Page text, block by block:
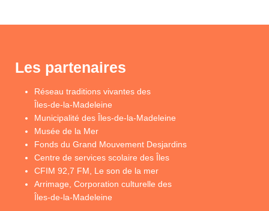
Les partenaires
Réseau traditions vivantes des
Îles-de-la-Madeleine
Municipalité des Îles-de-la-Madeleine
Musée de la Mer
Fonds du Grand Mouvement Desjardins
Centre de services scolaire des Îles
CFIM 92,7 FM, Le son de la mer
Arrimage, Corporation culturelle des
Îles-de-la-Madeleine